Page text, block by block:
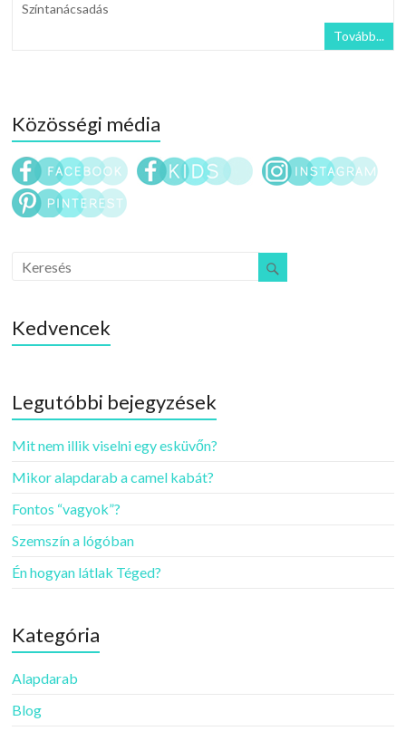
Színtanácsadás
Tovább...
Közösségi média
Kedvencek
Legutóbbi bejegyzések
Mit nem illik viselni egy esküvőn?
Mikor alapdarab a camel kabát?
Fontos “vagyok”?
Szemszín a lógóban
Én hogyan látlak Téged?
Kategória
Alapdarab
Blog